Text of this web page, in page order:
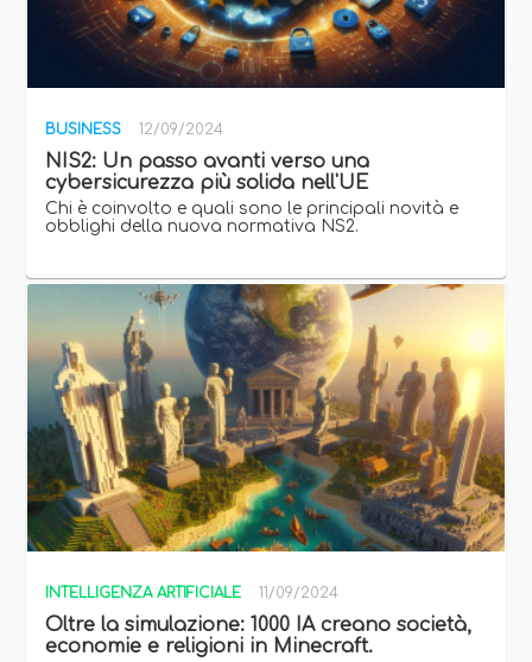
BUSINESS 12/09/2024
NIS2: Un passo avanti verso una
cybersicurezza più solida nell'UE
Chi è coinvolto e quali sono le principali novità e
obblighi della nuova normativa NS2.
INTELLIGENZA ARTIFICIALE 11/09/2024
Oltre la simulazione: 1000 IA creano società,
economie e religioni in Minecraft.